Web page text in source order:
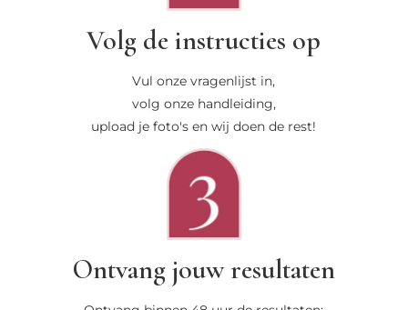
Volg de instructies op
Vul onze vragenlijst in,
volg onze handleiding,
upload je foto's en wij doen de rest!
Ontvang jouw resultaten